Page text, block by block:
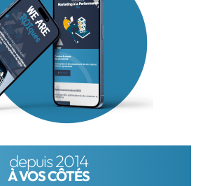
depuis 2014
À VOS CÔTÉS